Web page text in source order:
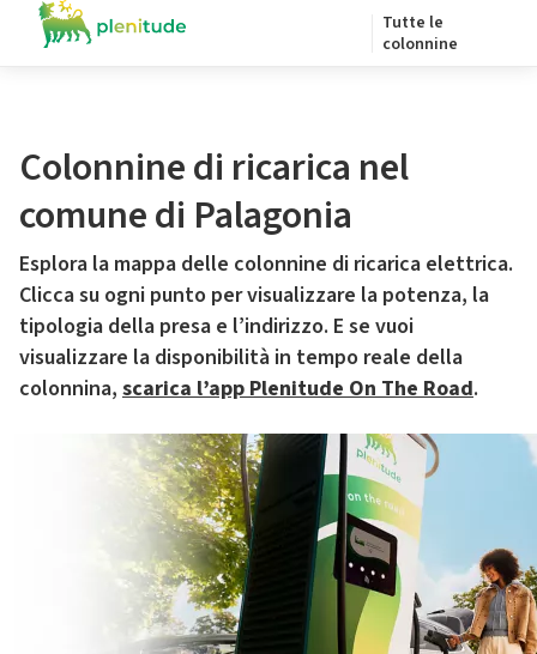
Tutte le
colonnine
Colonnine di ricarica nel
comune di Palagonia
Esplora la mappa delle colonnine di ricarica elettrica.
Clicca su ogni punto per visualizzare la potenza, la
tipologia della presa e l’indirizzo. E se vuoi
visualizzare la disponibilità in tempo reale della
colonnina, scarica l’app Plenitude On The Road.